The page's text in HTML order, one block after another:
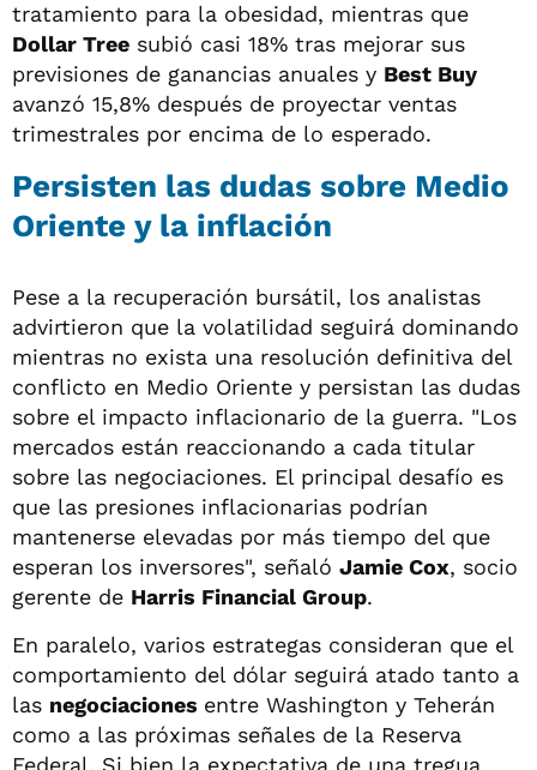
tratamiento para la obesidad, mientras que
Dollar Tree subió casi 18% tras mejorar sus
previsiones de ganancias anuales y Best Buy
avanzó 15,8% después de proyectar ventas
trimestrales por encima de lo esperado.
Persisten las dudas sobre Medio
Oriente y la inflación
Pese a la recuperación bursátil, los analistas
advirtieron que la volatilidad seguirá dominando
mientras no exista una resolución definitiva del
conflicto en Medio Oriente y persistan las dudas
sobre el impacto inflacionario de la guerra. "Los
mercados están reaccionando a cada titular
sobre las negociaciones. El principal desafío es
que las presiones inflacionarias podrían
mantenerse elevadas por más tiempo del que
esperan los inversores", señaló Jamie Cox, socio
gerente de Harris Financial Group.
En paralelo, varios estrategas consideran que el
comportamiento del dólar seguirá atado tanto a
las negociaciones entre Washington y Teherán
como a las próximas señales de la Reserva